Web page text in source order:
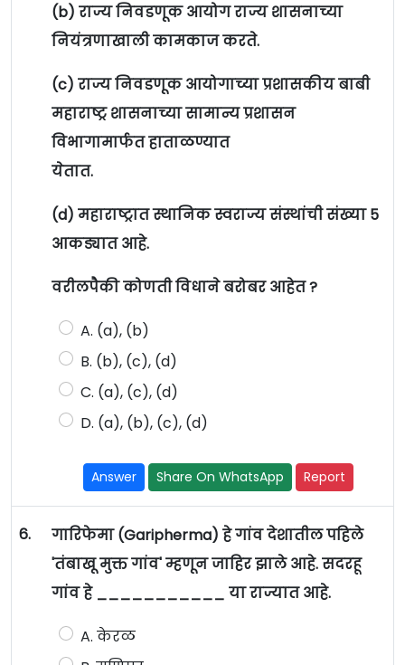
(b) राज्य निवडणूक आयोग राज्य शासनाच्या
नियंत्रणाखाली कामकाज करते.
(c) राज्य निवडणूक आयोगाच्या प्रशासकीय बाबी
महाराष्ट्र शासनाच्या सामान्य प्रशासन
विभागामार्फत हाताळण्यात
येतात.
(d) महाराष्ट्रात स्थानिक स्वराज्य संस्थांची संख्या 5
आकड्यात आहे.
वरीलपैकी कोणती विधाने बरोबर आहेत ?
A. (a), (b)
B. (b), (c), (d)
C. (a), (c), (d)
D. (a), (b), (c), (d)
Answer Share On WhatsApp Report
6.
गारिफेमा (Garipherma) हे गांव देशातील पहिले
'तंबाखू मुक्त गांव' म्हणून जाहिर झाले आहे. सदरहू
गांव हे ___________ या राज्यात आहे.
A. केरळ